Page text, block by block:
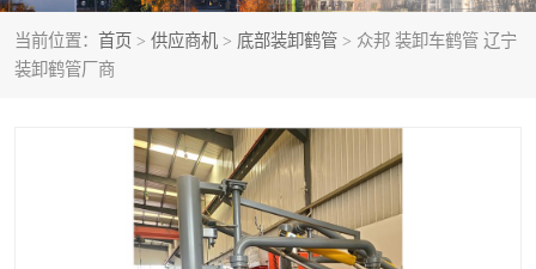
当前位置： 首页 > 供应商机 > 底部装卸鹤管 > 众邦 装卸车鹤管 辽宁
装卸鹤管厂商
鹤管配件 活动梯栈台
撬装系统设备 装车鹤管